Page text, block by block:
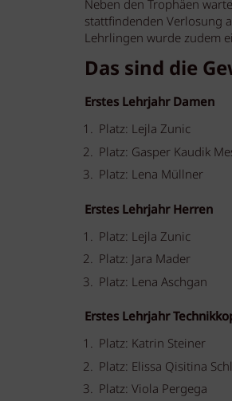
Neben den Trophäen
stattfindenden Verlosung
Lehrlingen wurde zudem
Das sind die
Erstes Lehrjahr Damen
Platz: Lejla Zunic
Platz: Gasper Kaudik
Platz: Lena Müllner
Erstes Lehrjahr Herren
Platz: Lejla Zunic
Platz: Jara Mader
Platz: Lena Aschgan
Erstes Lehrjahr
Platz: Katrin Steiner
Platz: Elissa Qisitina
Platz: Viola Pergega